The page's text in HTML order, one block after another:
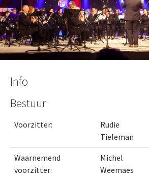
Info
Bestuur
Voorzitter:
Rudie
Tieleman
Waarnemend
voorzitter:
Michel
Weemaes